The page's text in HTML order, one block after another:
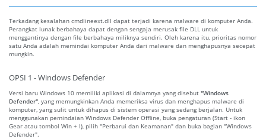
Terkadang kesalahan cmdlineext.dll dapat terjadi karena malware di komputer Anda.
Perangkat lunak berbahaya dapat dengan sengaja merusak file DLL untuk
menggantinya dengan file berbahaya miliknya sendiri. Oleh karena itu, prioritas nomor
satu Anda adalah memindai komputer Anda dari malware dan menghapusnya secepat
mungkin.
OPSI 1 - Windows Defender
Versi baru Windows 10 memiliki aplikasi di dalamnya yang disebut "Windows
Defender" , yang memungkinkan Anda memeriksa virus dan menghapus malware di
komputer, yang sulit untuk dihapus di sistem operasi yang sedang berjalan. Untuk
menggunakan pemindaian Windows Defender Offline, buka pengaturan (Start - ikon
Gear atau tombol Win + I), pilih "Perbarui dan Keamanan" dan buka bagian "Windows
Defender".